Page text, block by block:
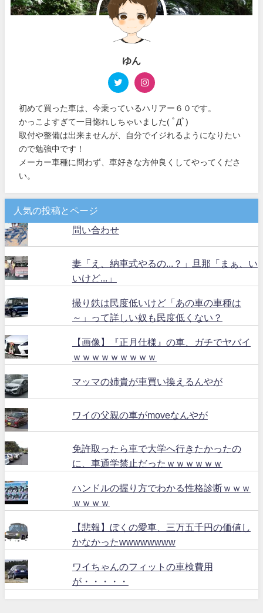
ゆん
初めて買った車は、今乗っているハリアー６０です。
かっこよすぎて一目惚れしちゃいました( ﾟДﾟ)
取付や整備は出来ませんが、自分でイジれるようになりたい
ので勉強中です！
メーカー車種に問わず、車好きな方仲良くしてやってくださ
い。
人気の投稿とページ
問い合わせ
妻「え、納車式やるの...？」旦那「まぁ、い
いけど...」
撮り鉄は民度低いけど「あの車の車種は
～」って詳しい奴も民度低くない？
【画像】『正月仕様』の車、ガチでヤバイ
ｗｗｗｗｗｗｗｗｗ
マッマの姉貴が車買い換えるんやが
ワイの父親の車がmoveなんやが
免許取ったら車で大学へ行きたかったの
に、車通学禁止だったｗｗｗｗｗｗ
ハンドルの握り方でわかる性格診断ｗｗｗ
ｗｗｗｗ
【悲報】ぼくの愛車、三万五千円の価値し
かなかったwwwwwwww
ワイちゃんのフィットの車検費用
が・・・・・